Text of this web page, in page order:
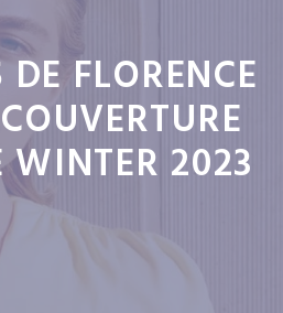
DE FLORENCE
WINTER 2023